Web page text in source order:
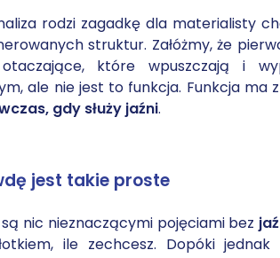
rodzi zagadkę dla materialisty
struktur. Załóżmy, że
które wpuszczają i
ale nie jest to funkcja. Funkcja ma
gdy służy jaźni.
jest takie proste
nic nieznaczącymi pojęciami bez
ile zechcesz. Dopóki